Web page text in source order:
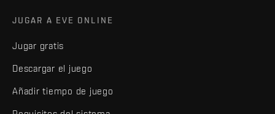
JUGAR A EVE ONLINE
Jugar gratis
Descargar el juego
Añadir tiempo de juego